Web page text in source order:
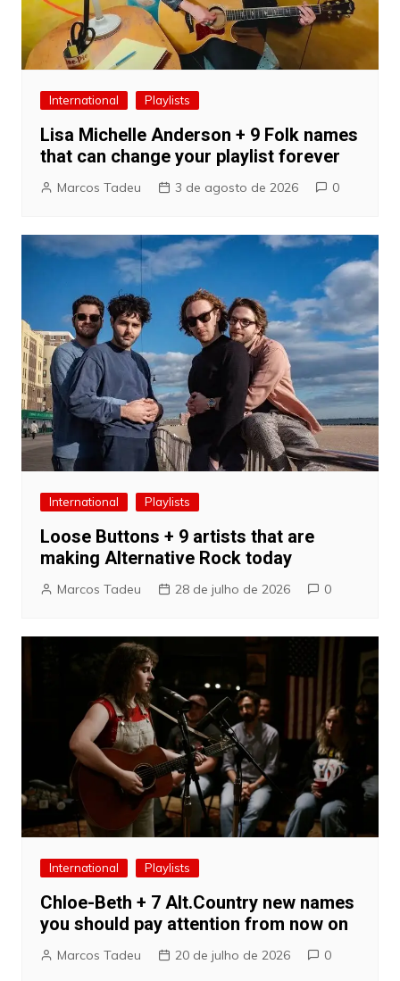
International Playlists
Lisa Michelle Anderson + 9 Folk names
that can change your playlist forever
Marcos Tadeu 3 de agosto de 2026 0
International Playlists
Loose Buttons + 9 artists that are
making Alternative Rock today
Marcos Tadeu 28 de julho de 2026 0
International Playlists
Chloe-Beth + 7 Alt.Country new names
you should pay attention from now on
Marcos Tadeu 20 de julho de 2026 0